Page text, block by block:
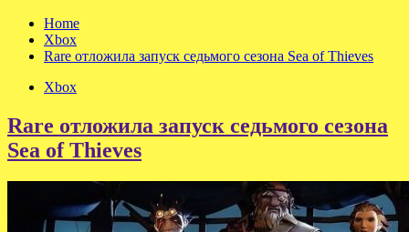
Home
Xbox
Rare отложила запуск седьмого сезона Sea of Thieves
Xbox
Rare отложила запуск седьмого сезона
Sea of Thieves